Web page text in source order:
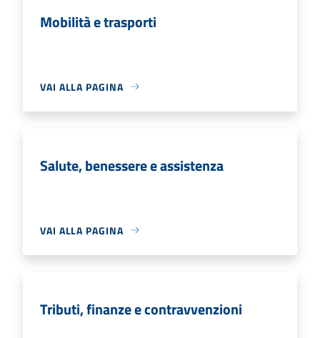
Mobilità e trasporti
VAI ALLA PAGINA
Salute, benessere e assistenza
VAI ALLA PAGINA
Tributi, finanze e contravvenzioni